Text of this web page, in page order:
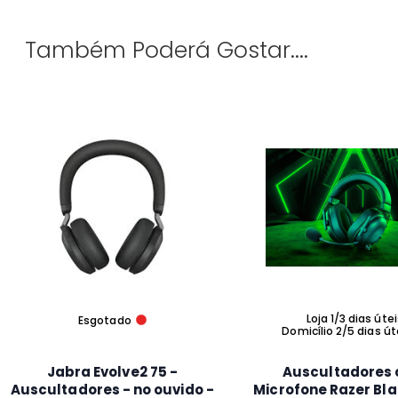
Também Poderá Gostar....
Esgotado
Jabra Evolve2 75 -
Auscultadores - no ouvido -
Loja 1/3 dias
Domicílio 2/5 dias
Auscultadores
Microfone Razer